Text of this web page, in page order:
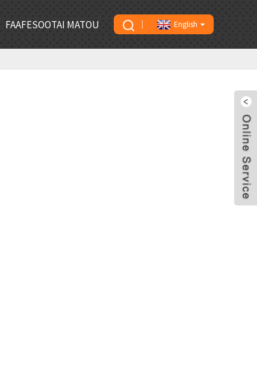
FAAFESOOTAI MATOU English